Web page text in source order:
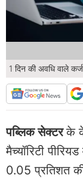
1 दिन की अवधि वाले
पब्लिक सेक्टरके
मैच्यॉरिटी
0.05 प्रतिशत